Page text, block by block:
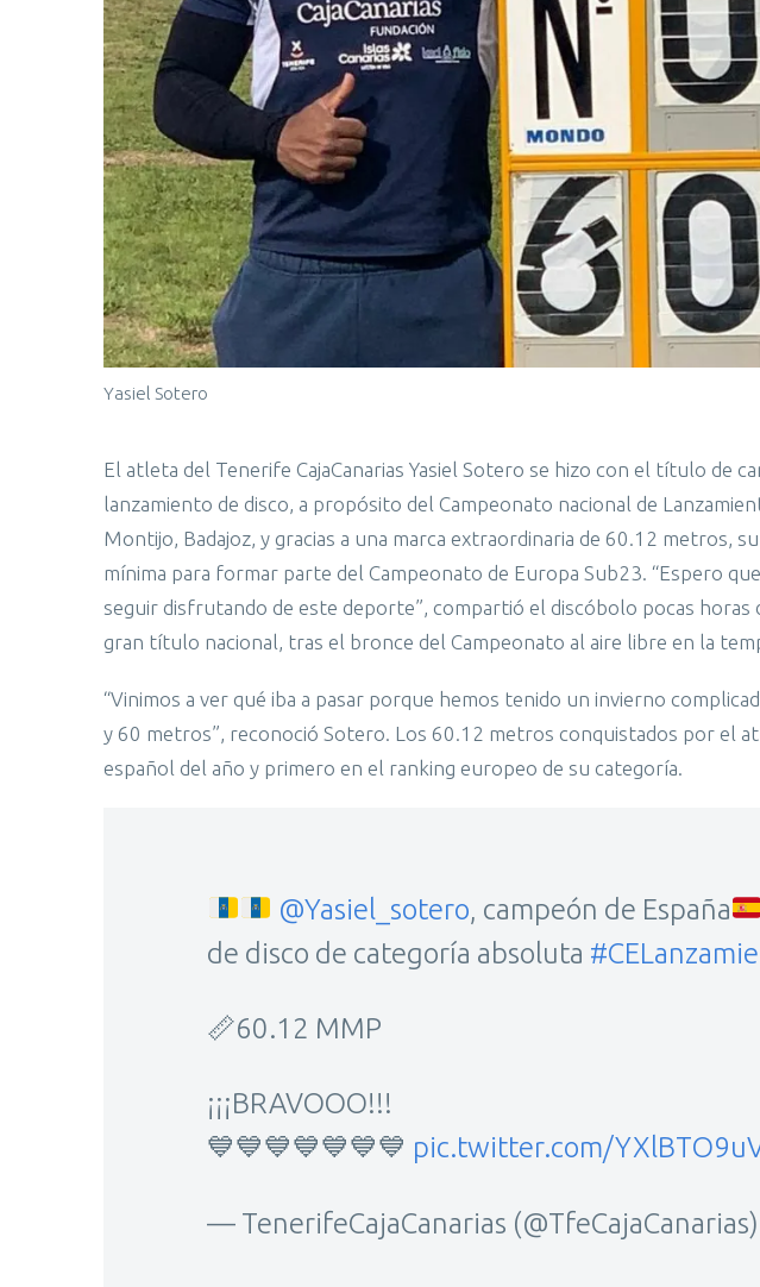
Yasiel Sotero
El atleta del Tenerife CajaCanarias Yasiel Sotero se hizo con el título de
lanzamiento de disco, a propósito del Campeonato nacional de
Montijo, Badajoz, y gracias a una marca extraordinaria de 60.12 metros,
mínima para formar parte del Campeonato de Europa Sub23. “Espero
seguir disfrutando de este deporte”, compartió el discóbolo pocas horas
gran título nacional, tras el bronce del Campeonato al aire libre en la
“Vinimos a ver qué iba a pasar porque hemos tenido un invierno
y 60 metros”, reconoció Sotero. Los 60.12 metros conquistados por el
español del año y primero en el ranking europeo de su categoría.
@Yasiel_sotero, campeón de España
de disco de categoría absoluta
📏60.12 MMP
¡¡¡BRAVOOO!!!
💙💙💙💙💙💙💙 pic.twitter.com/
— TenerifeCajaCanarias (@TfeCajaCanarias)